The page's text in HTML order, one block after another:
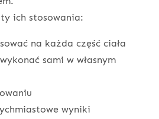
ich stosowania:
na każda część ciała
sami w własnym
wyniki